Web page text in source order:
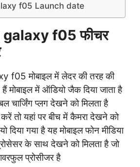
f05 Launch date
f05 फीचर
f05 मोबाइल में लेदर की तरह की
मोबाइल में ऑडियो जैक दिया जाता है
चार्जिंग प्लग देखने को मिलता है
तो यहां पर बीच में कैमरा देखने को
दिया गया है यह मोबाइल फोन मीडिया
के साथ देखने को मिलता है जो
प्रोसीजर है